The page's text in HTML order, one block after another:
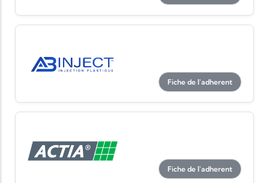
Fiche de l'adherent
Fiche de l'adherent